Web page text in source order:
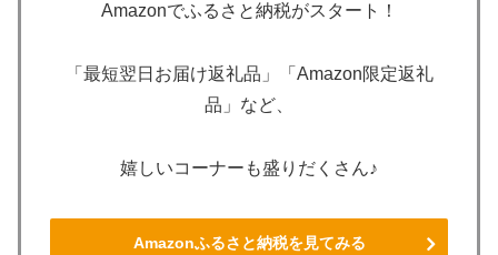
Amazonでふるさと納税がスタート！
「最短翌日お届け返礼品」「Amazon限定返礼
品」など、
嬉しいコーナーも盛りだくさん♪
Amazonふるさと納税を見てみる